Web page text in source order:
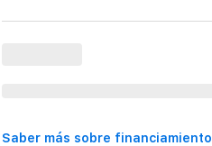
Saber más sobre financiamiento